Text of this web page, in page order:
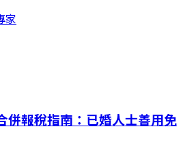
家
併報稅指南：已婚人士善用免